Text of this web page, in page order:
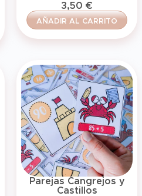
3,50 €
AÑADIR AL CARRITO
Parejas Cangrejos y
Castillos